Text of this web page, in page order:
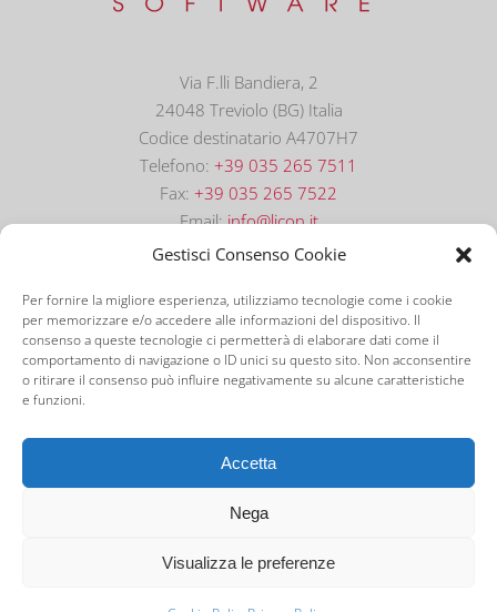
Gestisci Consenso Cookie
Per fornire la migliore esperienza, utilizziamo tecnologie come i cookie
per memorizzare e/o accedere alle informazioni del dispositivo. Il
consenso a queste tecnologie ci permetterà di elaborare dati come il
comportamento di navigazione o ID unici su questo sito. Non acconsentire
o ritirare il consenso può influire negativamente su alcune caratteristiche
e funzioni.
Accetta
Nega
Visualizza le preferenze
Via F.lli Bandiera, 2
24048 Treviolo (BG) Italia
Codice destinatario A4707H7
Telefono: +39 035 265 7511
Fax: +39 035 265 7522
Email:info@licon.it
©2026 Licon Software S.r.l. | P.IVA: 01906030166 |
Tutti i Diritti Riservati | Powered by
Privacy Policy|Cookie Policy
Instagram